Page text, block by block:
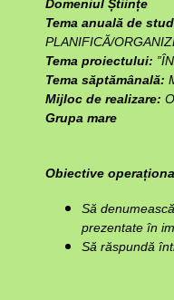
Domeniul Științe
Tema anuală de
PLANIFICĂ/
Tema proiectului:
Tema săptămânală:
Mijloc de realizare:
Grupa mare
Obiective
Să
prezentate în
Să răspundă